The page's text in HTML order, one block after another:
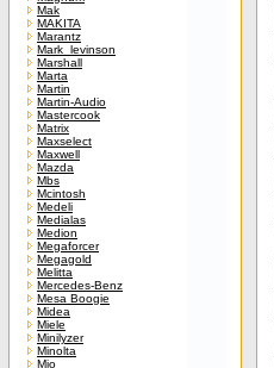
Mak
MAKITA
Marantz
Mark_levinson
Marshall
Marta
Martin
Martin-Audio
Mastercook
Matrix
Maxselect
Maxwell
Mazda
Mbs
Mcintosh
Medeli
Medialas
Medion
Megaforcer
Megagold
Melitta
Mercedes-Benz
Mesa Boogie
Midea
Miele
Minilyzer
Minolta
Mio